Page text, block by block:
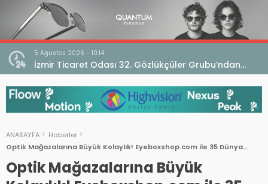
5 Ağustos 2026 - 10:14
İzmir Ticaret Odası 32. Gözlükçüler Grubu’ndan
TEBD II DigitaliSME Dijital Dönüşüm Projesi açıklaması
ANASAYFA
Haberler
Optik Mağazalarına Büyük Kolaylık! Eyeboxshop.com ile 35 Dünya
Markasına Tek Tıkla Ulaşın
Optik Mağazalarına Büyük